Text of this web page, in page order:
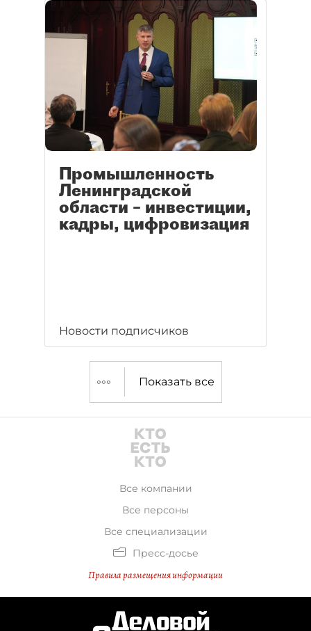
Промышленность
Ленинградской
области – инвестиции,
кадры, цифровизация
Новости подписчиков
Показать все
Все компании
Все персоны
Все специализации
Пресс-досье
Правила размещения информации